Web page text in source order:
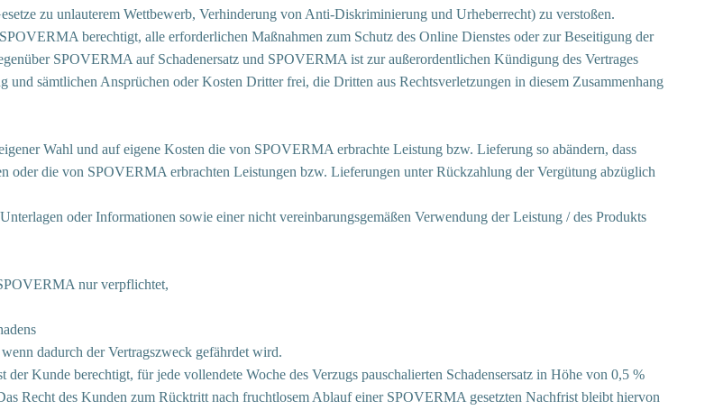
zu unlauterem Wettbewerb, Verhinderung von Anti-Diskriminierung und Urheberrecht) zu verstoßen.
berechtigt, alle erforderlichen Maßnahmen zum Schutz des Online Dienstes oder zur Beseitigung der
SPOVERMA auf Schadenersatz und SPOVERMA ist zur außerordentlichen Kündigung des Vertrages
sämtlichen Ansprüchen oder Kosten Dritter frei, die Dritten aus Rechtsverletzungen in diesem Zusammenhang
Wahl und auf eigene Kosten die von SPOVERMA erbrachte Leistung bzw. Lieferung so abändern, dass
oder die von SPOVERMA erbrachten Leistungen bzw. Lieferungen unter Rückzahlung der Vergütung abzüglich
oder Informationen sowie einer nicht vereinbarungsgemäßen Verwendung der Leistung / des Produkts
nur verpflichtet,
dadurch der Vertragszweck gefährdet wird.
Kunde berechtigt, für jede vollendete Woche des Verzugs pauschalierten Schadensersatz in Höhe von 0,5 %
Recht des Kunden zum Rücktritt nach fruchtlosem Ablauf einer SPOVERMA gesetzten Nachfrist bleibt hiervon